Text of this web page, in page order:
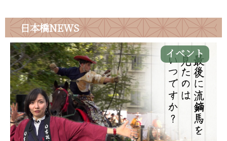
日本橋NEWS
イベント